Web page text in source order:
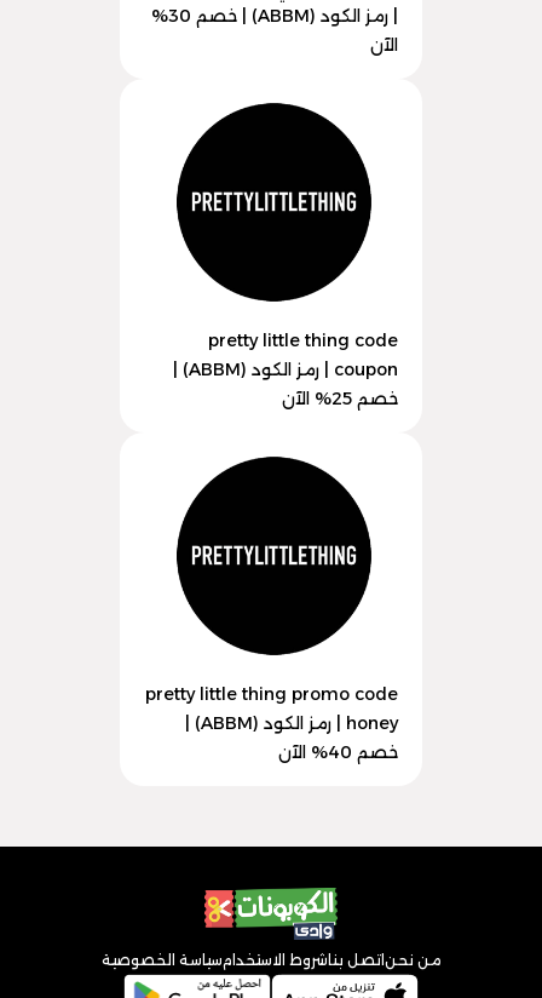
| رمز الكود (ABBM) | خصم 30%
الآن
pretty little thing code
coupon | رمز الكود (ABBM) |
خصم 25% الآن
pretty little thing promo code
honey | رمز الكود (ABBM) |
خصم 40% الآن
من نحن اتصل بنا شروط الاستخدامسياسة الخصوصية